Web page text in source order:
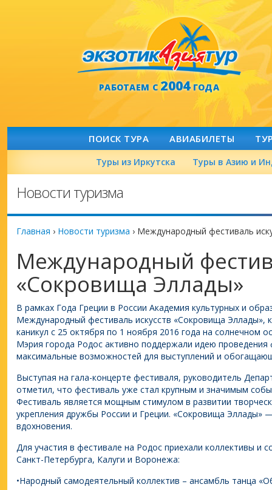
РАБОТАЕМ С2004ГОДА
ПОИСК ТУРА АВИАБИЛЕТЫ
Туры из Иркутска Туры в Азию и
Новости туризма
Главная › Новости туризма › Международный фестиваль
Международный
«Сокровища Эллады»
В рамках Года Греции в России Академия культурных и
Международный фестиваль искусств «Сокровища Эллады»,
каникул с 25 октября по 1 ноября 2016 года на солнечном
Мэрия города Родос активно поддержали идею проведения
максимальные возможностей для выступлений и
Выступая на гала-концерте фестиваля, руководитель
отметил, что фестиваль уже стал крупным и значимым
Фестиваль является мощным стимулом в развитии
укрепления дружбы России и Греции. «Сокровища Эллады»
вдохновения.
Для участия в фестивале на Родос приехали коллективы и
Санкт-Петербурга, Калуги и Воронежа:
•Народный самодеятельный коллектив – ансамбль танца